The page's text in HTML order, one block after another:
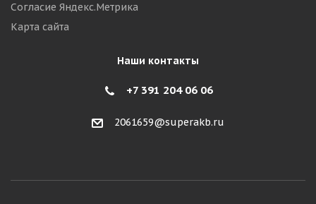
Согласие Яндекс.Метрика
Карта сайта
Наши контакты
+7 391 204 06 06
2061659@superakb.ru